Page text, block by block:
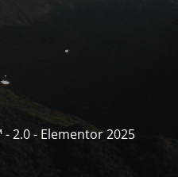
2.0 - Elementor 2025